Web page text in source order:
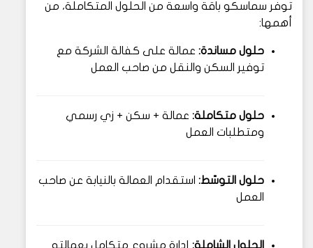
توفر سماسكو باقة واسعة من الحلول المتكاملة، من
أهمها:
حلول مساندة: عمالة على كفالة الشركة مع
توفير السكن والنقل من صاحب العمل
حلول متكاملة: عمالة + سكن + زي رسمي
ومتطلبات العمل
حلول التوسّط: استقدام العمالة بالنيابة عن صاحب
العمل
الحلول الشاملة: إدارة مشروع متكامل بعمالته